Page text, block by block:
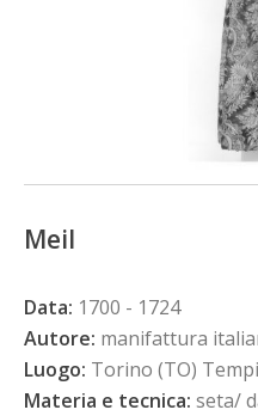
Meil
Data: 1700 - 1724
Autore: manifattura
Luogo: Torino (TO)
Materia e tecnica: seta/